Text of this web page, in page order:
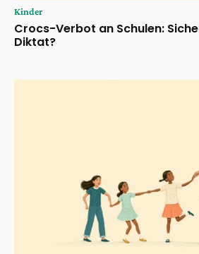
Kinder
Crocs-Verbot an Schulen:
Diktat?